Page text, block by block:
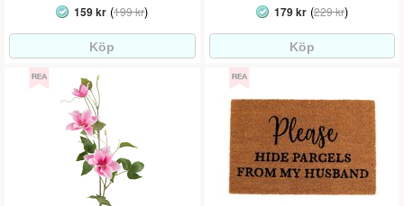
159 kr (199 kr) 179 kr(229 kr)